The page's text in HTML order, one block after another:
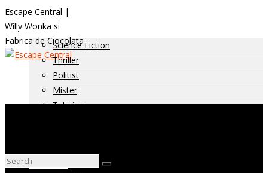
Escape Central |
Willy Wonka si
Fabrica de Ciocolata
Categorii
Science Fiction
Thriller
Politist
Mister
Tehnica
Dificultate